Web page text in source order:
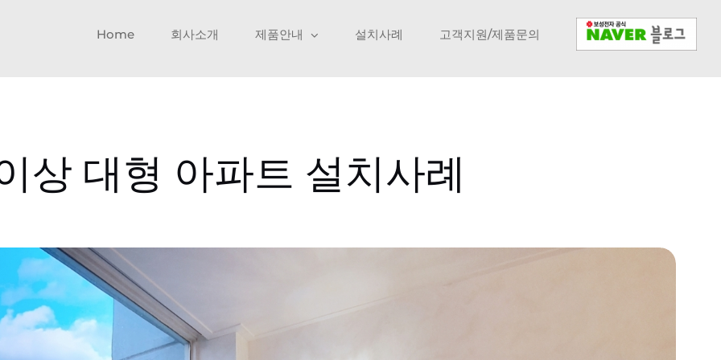
Home 회사소개 제품안내 설치사례 고객지원/제품문의
상 대형 아파트 설치사례